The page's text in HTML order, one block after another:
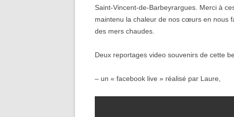
Saint-Vincent-de-Barbeyrargues. Merci à
maintenu la chaleur de nos cœurs en nous
des mers chaudes.
Deux reportages video souvenirs de cette
– un « facebook live » réalisé par Laure,